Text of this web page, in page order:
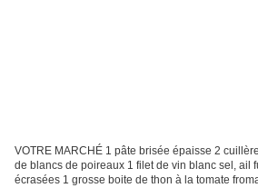
VOTRE MARCHÉ 1 pâte brisée épaisse 2
de blancs de poireaux 1 filet de vin blanc sel, ail
écrasées 1 grosse boite de thon à la tomate